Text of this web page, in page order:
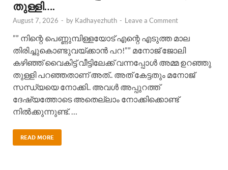
തുള്ളി….
August 7, 2026 - by Kadhayezhuth - Leave a Comment
​”” നിന്റെ പെണ്ണുമ്പിള്ളയോട് എന്റെ എടുത്ത മാല
തിരിച്ചുകൊണ്ടുവയ്ക്കാൻ പറ!”” ​മനോജ് ജോലി
കഴിഞ്ഞ് വൈകിട്ട് വീട്ടിലേക്ക് വന്നപ്പോൾ അമ്മ ഉറഞ്ഞു
തുള്ളി പറഞ്ഞതാണ് അത്.. അത് കേട്ടതും മനോജ്
സന്ധ്യയെ നോക്കി.. അവൾ അപ്പുറത്ത്
ദേഷ്യത്തോടെ അതെല്ലാം നോക്കിക്കൊണ്ട്
നിൽക്കുന്നുണ്ട്. …
READ MORE